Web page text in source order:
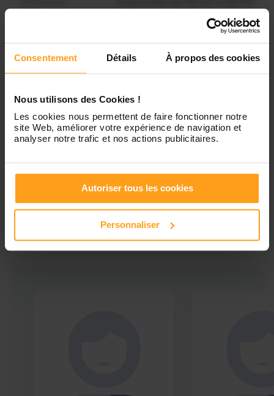
Consentement Détails À propos des cookies
Nous utilisons des Cookies !
Les cookies nous permettent de faire fonctionner notre
site Web, améliorer votre expérience de navigation et
analyser notre trafic et nos actions publicitaires.
Autoriser tous les cookies
Personnaliser
Services proposés
Garde d’enfants
Ces profils pourraient vous intéresser
Babysitters proches de
Nanterre